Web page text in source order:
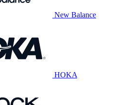
New Balance
HOKA